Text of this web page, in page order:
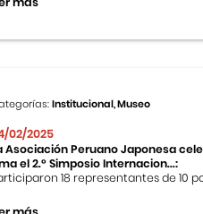
Institucional, Museo
02/2025
Asociación Peruano Japonesa
el 2.º Simposio Internacion...:
18 representantes de 10